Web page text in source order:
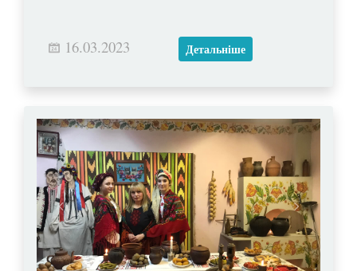
16.03.2023 Детальніше